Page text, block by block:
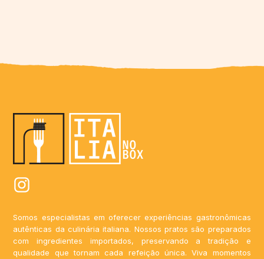
Somos especialistas em oferecer experiências gastronômicas
autênticas da culinária italiana. Nossos pratos são preparados
com ingredientes importados, preservando a tradição e
qualidade que tornam cada refeição única. Viva momentos